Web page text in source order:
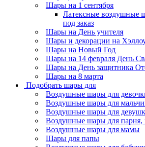
Шары на 1 сентября
Латексные воздушные
под заказ
Шары на День учителя
Шары и декорации на
Шары на Новый Год
Шары на 14 февраля День
Шары на День защитника
Шары на 8 марта
Подобрать шары для
Воздушные шары для
Воздушные шары для
Воздушные шары для
Воздушные шары для
Воздушные шары для мамы
Шары для папы